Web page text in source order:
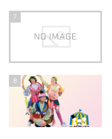
7
8